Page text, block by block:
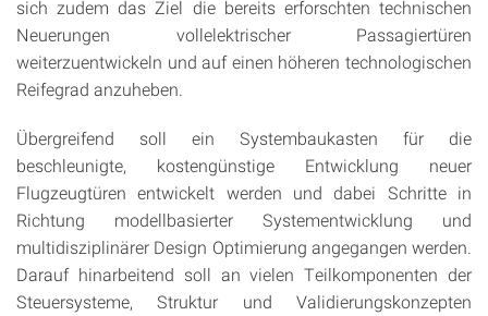
sich zudem das Ziel die bereits erforschten technischen
Neuerungen vollelektrischer Passagiertüren
weiterzuentwickeln und auf einen höheren technologischen
Reifegrad anzuheben.
Übergreifend soll ein Systembaukasten für die
beschleunigte, kostengünstige Entwicklung neuer
Flugzeugtüren entwickelt werden und dabei Schritte in
Richtung modellbasierter Systementwicklung und
multidisziplinärer Design Optimierung angegangen werden.
Darauf hinarbeitend soll an vielen Teilkomponenten der
Steuersysteme, Struktur und Validierungskonzepten